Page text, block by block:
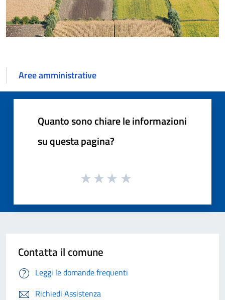
Aree amministrative
Quanto sono chiare le informazioni
su questa pagina?
Contatta il comune
Leggi le domande frequenti
Richiedi Assistenza